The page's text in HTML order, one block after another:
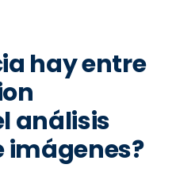
hay entre
análisis